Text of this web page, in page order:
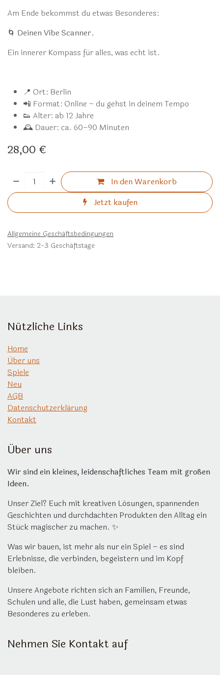
Am Ende bekommst du etwas Besonderes:
🌀 Deinen Vibe Scanner.
Ein innerer Kompass für alles, was echt ist.
📍 Ort: Berlin
📲 Format: Online – du gehst in deinem Tempo
👟 Alter: ab 12 Jahre
🕰️ Dauer: ca. 60–90 Minuten
28,00 €
In den Warenkorb
Jetzt kaufen
Allgemeine Geschäftsbedingungen
Versand: 2-3 Geschäftstage
Nützliche Links
Home
Über uns
Spiele
Neu
AGB
Datenschutzerklärung
Kontakt
Über uns
Wir sind ein kleines, leidenschaftliches Team mit großen
Ideen.
Unser Ziel? Euch mit kreativen Lösungen, spannenden
Geschichten und durchdachten Produkten den Alltag ein
Stück magischer zu machen. ✨
Was wir bauen, ist mehr als nur ein Spiel – es sind
Erlebnisse, die verbinden, begeistern und im Kopf
bleiben.
Unsere Angebote richten sich an Familien, Freunde,
Schulen und alle, die Lust haben, gemeinsam etwas
Besonderes zu erleben.
Nehmen Sie Kontakt auf